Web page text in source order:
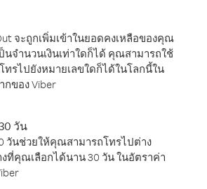
จะถูกเพิ่มเข้าในยอดคงเหลือของคุณ
จำนวนเงินเท่าใดก็ได้ คุณสามารถใช้
รไปยังหมายเลขใดก็ได้ในโลกนี้ใน
ของ Viber
วัน
วันช่วยให้คุณสามารถโทรไปต่าง
ที่คุณเลือกได้นาน 30 วัน ในอัตราค่า